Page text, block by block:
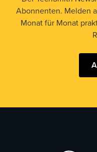
Abonnenten. Melden
Monat für Monat